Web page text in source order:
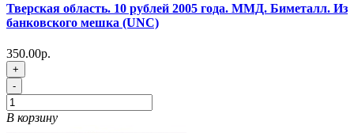
Тверская область. 10 рублей 2005 года. ММД. Биметалл. Из
банковского мешка (UNC)
350.00р.
+
-
В корзину